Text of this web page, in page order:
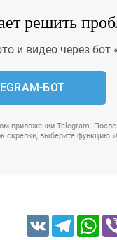
решить
и видео через бот
БОТ
приложении Telegram.
выберите функцию
VK Telegram